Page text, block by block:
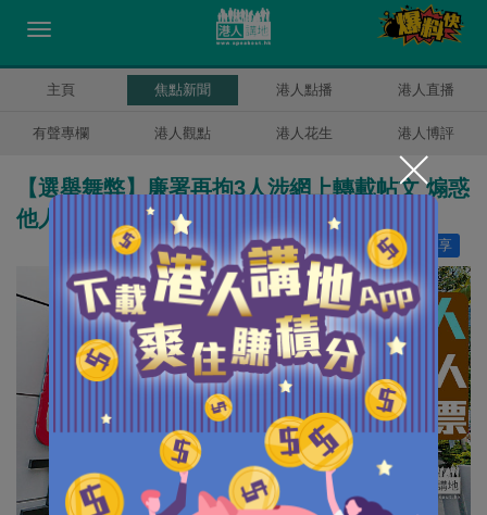
主頁 焦點新聞 港人點播 港人直播
有聲專欄 港人觀點 港人花生 港人博評
【選舉舞弊】廉署再拘3人涉網上轉載帖文 煽惑
他人立會選舉投白票
分享
讚好 8